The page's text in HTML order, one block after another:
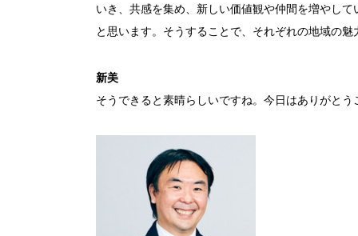
いき、共感を集め、新しい価値観や仲間を増やし
と思います。そうすることで、それぞれの地域の
新美
そうできると素晴らしいですね。今日はありがとう